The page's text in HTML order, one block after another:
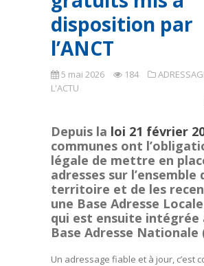
disposition par
l’ANCT
5 mai 2026 184
L'ACTU
Depuis la loi 21 février
communes ont
légale de mettre en
adresses sur l’ensemble
territoire et de les
une Base Adresse
qui est ensuite intégrée
Base Adresse Nationale
Un adressage fiable et à jour, c’est